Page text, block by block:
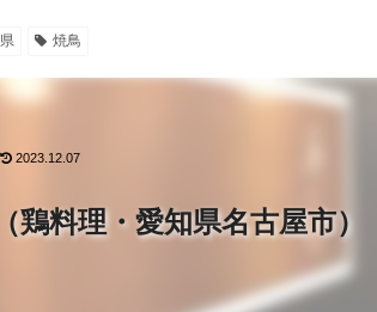
焼鳥
鶏料理・愛知県名古屋市）
2023.12.07